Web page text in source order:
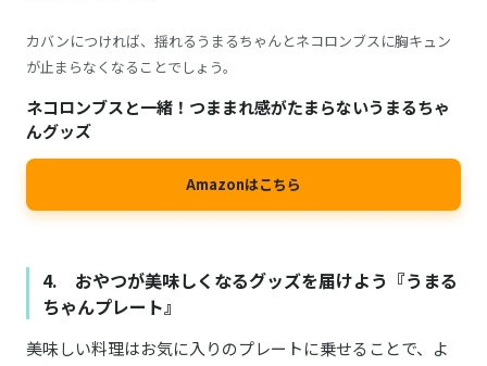
カバンにつければ、揺れるうまるちゃんとネコロンブスに胸キュン
が止まらなくなることでしょう。
ネコロンブスと一緒！つままれ感がたまらないうまるちゃ
んグッズ
Amazonはこちら
4. おやつが美味しくなるグッズを届けよう『うまる
ちゃんプレート』
美味しい料理はお気に入りのプレートに乗せることで、よ